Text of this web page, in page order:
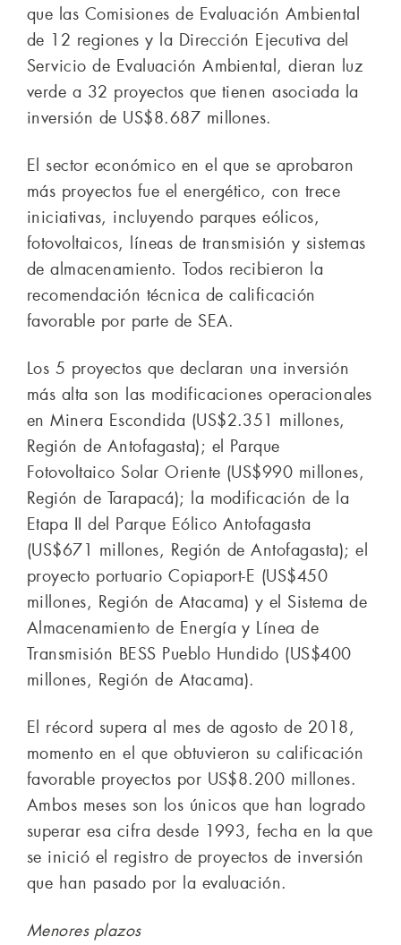
que las Comisiones de Evaluación Ambiental
de 12 regiones y la Dirección Ejecutiva del
Servicio de Evaluación Ambiental, dieran luz
verde a 32 proyectos que tienen asociada la
inversión de US$8.687 millones.
El sector económico en el que se aprobaron
más proyectos fue el energético, con trece
iniciativas, incluyendo parques eólicos,
fotovoltaicos, líneas de transmisión y sistemas
de almacenamiento. Todos recibieron la
recomendación técnica de calificación
favorable por parte de SEA.
Los 5 proyectos que declaran una inversión
más alta son las modificaciones operacionales
en Minera Escondida (US$2.351 millones,
Región de Antofagasta); el Parque
Fotovoltaico Solar Oriente (US$990 millones,
Región de Tarapacá); la modificación de la
Etapa II del Parque Eólico Antofagasta
(US$671 millones, Región de Antofagasta); el
proyecto portuario Copiaport-E (US$450
millones, Región de Atacama) y el Sistema de
Almacenamiento de Energía y Línea de
Transmisión BESS Pueblo Hundido (US$400
millones, Región de Atacama).
El récord supera al mes de agosto de 2018,
momento en el que obtuvieron su calificación
favorable proyectos por US$8.200 millones.
Ambos meses son los únicos que han logrado
superar esa cifra desde 1993, fecha en la que
se inició el registro de proyectos de inversión
que han pasado por la evaluación.
Menores plazos